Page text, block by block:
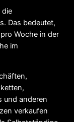
die
Das bedeutet,
Woche in der
im
und anderen
verkaufen